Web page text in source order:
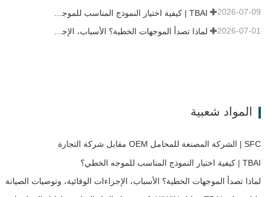
2026-07-09
2026-07-01
المواد شعبية
SFC | الشركة المصنعة للمحامل OEM مقابل شركة التجارة
TBAI | كيفية اختيار النموذج المناسب للموجه الخطي؟
لماذا تصدأ الموجهات الخطية؟ الأسباب، الإجراءات الوقائية، وتوصيات الصيانة